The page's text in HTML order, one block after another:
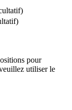
pour
utiliser le